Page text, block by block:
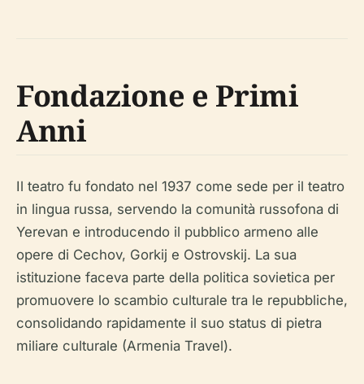
Fondazione e Primi
Anni
Il teatro fu fondato nel 1937 come sede per il teatro
in lingua russa, servendo la comunità russofona di
Yerevan e introducendo il pubblico armeno alle
opere di Cechov, Gorkij e Ostrovskij. La sua
istituzione faceva parte della politica sovietica per
promuovere lo scambio culturale tra le repubbliche,
consolidando rapidamente il suo status di pietra
miliare culturale (Armenia Travel).